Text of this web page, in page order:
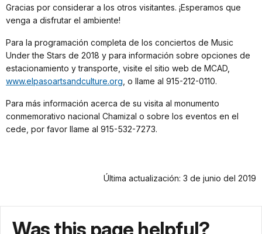
Gracias por considerar a los otros visitantes. ¡Esperamos que
venga a disfrutar el ambiente!
Para la programación completa de los conciertos de Music
Under the Stars de 2018 y para información sobre opciones de
estacionamiento y transporte, visite el sitio web de MCAD,
www.elpasoartsandculture.org , o llame al 915-212-0110.
Para más información acerca de su visita al monumento
conmemorativo nacional Chamizal o sobre los eventos en el
cede, por favor llame al 915-532-7273.
Última actualización: 3 de junio del 2019